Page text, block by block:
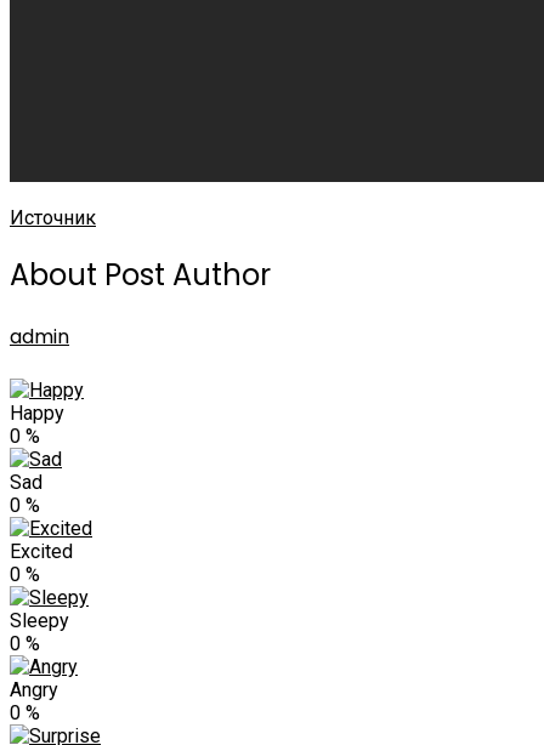
Источник
About Post Author
admin
Happy
0 %
Sad
0 %
Excited
0 %
Sleepy
0 %
Angry
0 %